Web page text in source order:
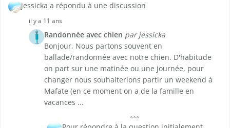
jessicka a répondu à une discussion
il y a 11 ans
Randonnée avec chien par jessicka
Bonjour, Nous partons souvent en
ballade/randonnée avec notre chien. D'habitude
on part sur une matinée ou une journée, pour
changer nous souhaiterions partir un weekend à
Mafate (en ce moment on a de la famille en
vacances ...